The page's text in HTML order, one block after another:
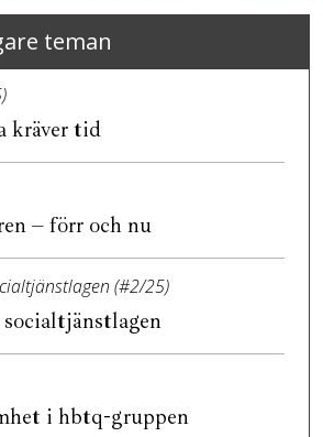
teman
kräver tid
– förr och nu
(#2/25)
i hbtq-gruppen